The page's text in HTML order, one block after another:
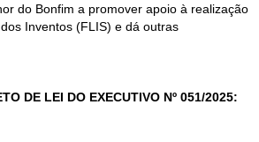
do Bonfim a promover apoio à realização
Inventos (FLIS) e dá outras
DE LEI DO EXECUTIVO Nº 051/2025: